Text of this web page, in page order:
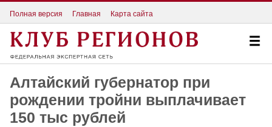
Полная версия Главная Карта сайта
Алтайский губернатор при
рождении тройни выплачивает
150 тыс рублей